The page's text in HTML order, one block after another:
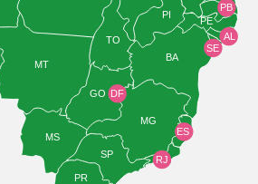
TO
BA
SE
PE
AL
PI
MT
MS
GO
PR
SP
MG
RJ
ES
DF
PB